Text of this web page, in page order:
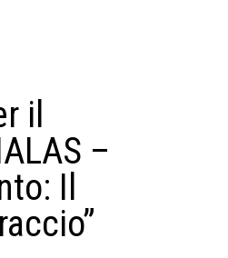
il
–
Il